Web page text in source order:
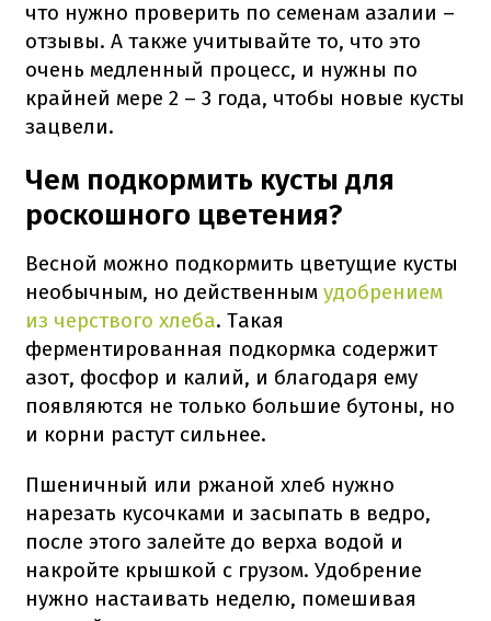
что нужно проверить по семенам азалии –
отзывы. А также учитывайте то, что это
очень медленный процесс, и нужны по
крайней мере 2 – 3 года, чтобы новые кусты
зацвели.
Чем подкормить кусты для
роскошного цветения?
Весной можно подкормить цветущие кусты
необычным, но действенным удобрением
из черствого хлеба. Такая
ферментированная подкормка содержит
азот, фосфор и калий, и благодаря ему
появляются не только большие бутоны, но
и корни растут сильнее.
Пшеничный или ржаной хлеб нужно
нарезать кусочками и засыпать в ведро,
после этого залейте до верха водой и
накройте крышкой с грузом. Удобрение
нужно настаивать неделю, помешивая